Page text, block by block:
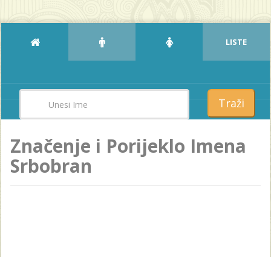
LISTE
Traži
Značenje i Porijeklo Imena
Srbobran